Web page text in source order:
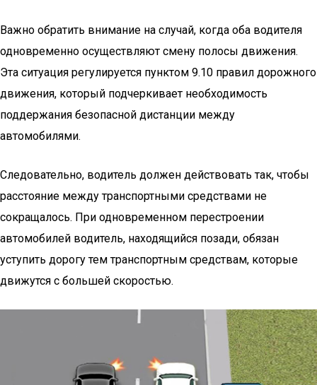
Важно обратить внимание на случай, когда оба водителя
одновременно осуществляют смену полосы движения.
Эта ситуация регулируется пунктом 9.10 правил дорожного
движения, который подчеркивает необходимость
поддержания безопасной дистанции между
автомобилями.
Следовательно, водитель должен действовать так, чтобы
расстояние между транспортными средствами не
сокращалось. При одновременном перестроении
автомобилей водитель, находящийся позади, обязан
уступить дорогу тем транспортным средствам, которые
движутся с большей скоростью.